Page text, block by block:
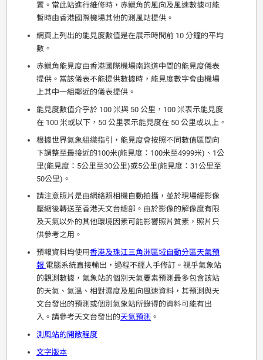
置。當此站進行維修時，赤鱲角的風向及風速數據可能
暫時由香港國際機場其他的測風站提供。
網頁上列出的能見度數值是在展示時間前 10 分鐘的平均
數。
赤鱲角能見度由香港國際機場南跑道中間的能見度儀表
提供。當該儀表不能提供數據時，能見度數字會由機場
上其中一組鄰近的儀表提供。
能見度數值介乎於 100 米與 50 公里，100 米表示能見度
在 100 米或以下，50 公里表示能見度在 50 公里或以上。
根據世界氣象組織指引，能見度會按照不同數值區間向
下調整至最接近的100米(能見度：100米至4999米)、1公
里(能見度：5公里至30公里)或5公里(能見度：31公里至
50公里)。
請注意照片是由網絡照相機自動拍攝，並於現場經影像
壓縮後轉送至香港天文台總部。由於影像的解像度有限
及天氣以外的其他環境因素可能影響照片質素，照片只
供參考之用。
預報資料均使用香港及珠江三角洲區域自動分區天氣預
報 電腦系統直接輸出，過程不經人手修訂。視乎氣象站
的觀測數據，氣象站的個別天氣要素預測最多包含該站
的天氣、氣溫、相對濕度及風向風速資料，其預測與天
文台發出的預測或個別氣象站所錄得的資料可能有出
入。請參考天文台發出的天氣預測 。
測風站的開敞程度
文字版本